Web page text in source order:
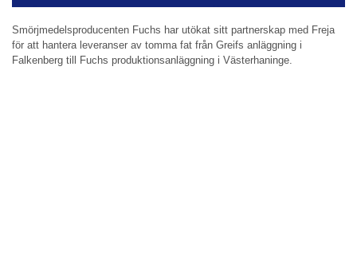
Smörjmedelsproducenten Fuchs har utökat sitt partnerskap med Freja
för att hantera leveranser av tomma fat från Greifs anläggning i
Falkenberg till Fuchs produktionsanläggning i Västerhaninge.